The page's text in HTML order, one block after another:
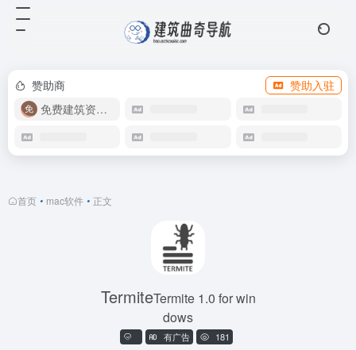
赞助商
赞助入驻
免费建筑资源库
首页 • mac软件 • 正文
TermiteTermite 1.0 for win
dows
有广告 181